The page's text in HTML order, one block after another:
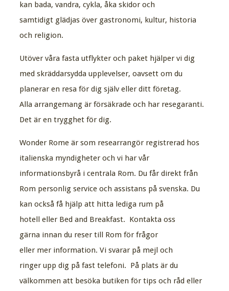
kan bada, vandra, cykla, åka skidor och
samtidigt glädjas över gastronomi, kultur, historia
och religion.
Utöver våra fasta utflykter och paket hjälper vi dig
med skräddarsydda upplevelser, oavsett om du
planerar en resa för dig själv eller ditt företag.
Alla arrangemang är försäkrade och har resegaranti.
Det är en trygghet för dig.
Wonder Rome är som researrangör registrerad hos
italienska myndigheter och vi har vår
informationsbyrå i centrala Rom. Du får direkt från
Rom personlig service och assistans på svenska. Du
kan också få hjälp att hitta lediga rum på
hotell eller Bed and Breakfast. Kontakta oss
gärna innan du reser till Rom för frågor
eller mer information. Vi svarar på mejl och
ringer upp dig på fast telefoni. På plats är du
välkommen att besöka butiken för tips och råd eller